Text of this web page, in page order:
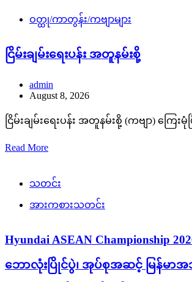
ဝတ္ထု/ကာတွန်း/ကဗျာများ
ငြိမ်းချမ်းရေးပန်း အတူနမ်းစို့
admin
August 8, 2026
ငြိမ်းချမ်းရေးပန်း အတူနမ်းစို့ (ကဗျာ) ကြေ
Read More
သတင်း
အားကစားသတင်း
Hyundai ASEAN Championship
ဘောလုံးပြိုင်ပွဲ၊ အုပ်စုအဆင့် မြန်မာအ